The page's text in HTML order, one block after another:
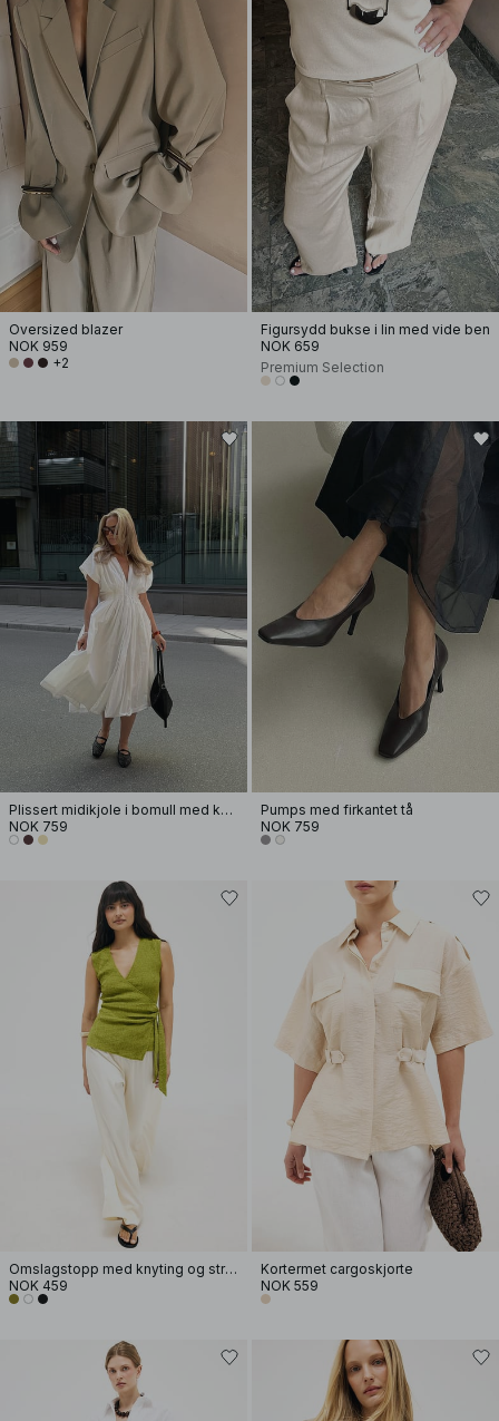
Oversized blazer
NOK 959
+2
Figursydd bukse i lin med vide ben
NOK 659
Premium Selection
Plissert midikjole i bomull med korte ermer
NOK 759
Pumps med firkantet tå
NOK 759
Omslagstopp med knyting og struktur
NOK 459
Kortermet cargoskjorte
NOK 559